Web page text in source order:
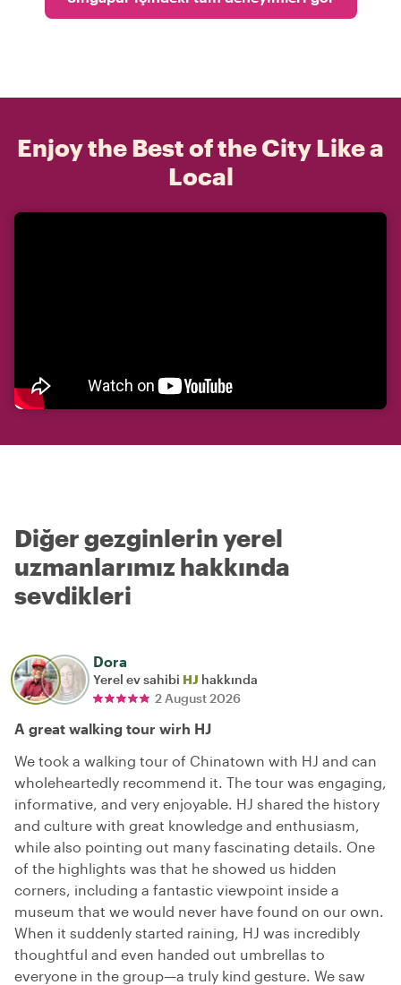
Enjoy the Best of the City Like a
Local
Diğer gezginlerin yerel
uzmanlarımız hakkında
sevdikleri
Dora
Yerel ev sahibi HJ hakkında
2 August 2026
A great walking tour wirh HJ
We took a walking tour of Chinatown with HJ and can
wholeheartedly recommend it. The tour was engaging,
informative, and very enjoyable. HJ shared the history
and culture with great knowledge and enthusiasm,
while also pointing out many fascinating details. One
of the highlights was that he showed us hidden
corners, including a fantastic viewpoint inside a
museum that we would never have found on our own.
When it suddenly started raining, HJ was incredibly
thoughtful and even handed out umbrellas to
everyone in the group—a truly kind gesture. We saw